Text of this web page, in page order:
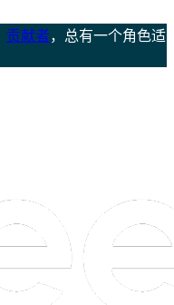
贡献者，总有一个角色适